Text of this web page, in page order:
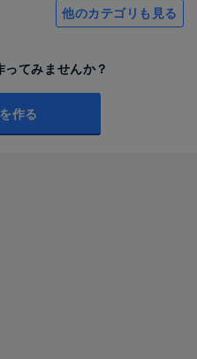
他のカテゴリも見る
てみませんか？
作る